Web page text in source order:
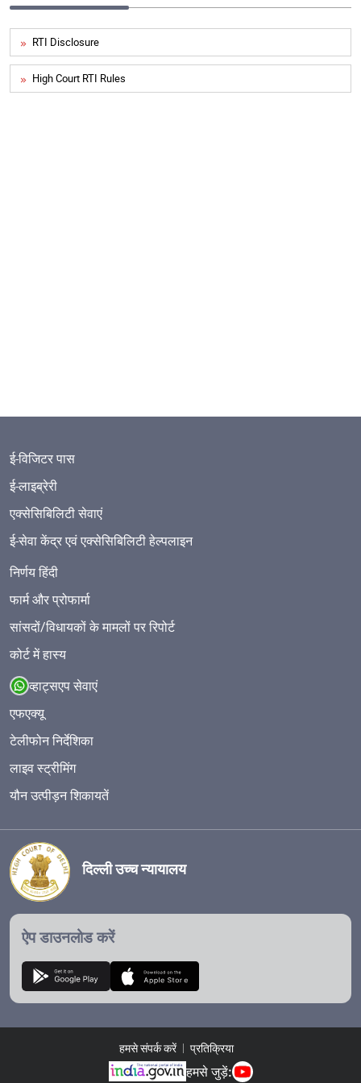
RTI Disclosure
High Court RTI Rules
ई-विजिटर पास
ई-लाइब्रेरी
एक्सेसिबिलिटी सेवाएं
ई-सेवा केंद्र एवं एक्सेसिबिलिटी हेल्पलाइन
निर्णय हिंदी
फार्म और प्रोफार्मा
सांसदों/विधायकों के मामलों पर रिपोर्ट
कोर्ट में हास्य
व्हाट्सएप सेवाएं
एफएक्यू
टेलीफोन निर्देशिका
लाइव स्ट्रीमिंग
यौन उत्पीड़न शिकायतें
दिल्ली उच्च न्यायालय
ऐप डाउनलोड करें
हमसे संपर्क करें प्रतिक्रिया
हमसे जुड़ें: